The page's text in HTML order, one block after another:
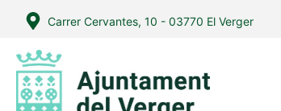
contingut
Carrer Cervantes, 10 - 03770 El Verger